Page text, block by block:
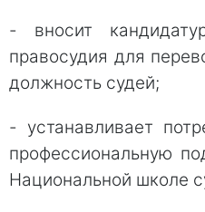
- вносит
правосудия для
должность судей;
- устанавливает
профессиональную
Национальной школе